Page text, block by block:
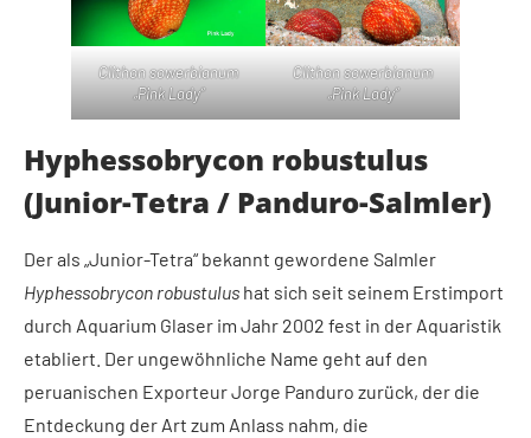
Clithon sowerbianum
„Pink Lady“
Clithon sowerbianum
„Pink Lady“
Hyphessobrycon robustulus
(Junior-Tetra / Panduro-Salmler)
Der als „Junior-Tetra“ bekannt gewordene Salmler
Hyphessobrycon robustulus hat sich seit seinem Erstimport
durch Aquarium Glaser im Jahr 2002 fest in der Aquaristik
etabliert. Der ungewöhnliche Name geht auf den
peruanischen Exporteur Jorge Panduro zurück, der die
Entdeckung der Art zum Anlass nahm, die